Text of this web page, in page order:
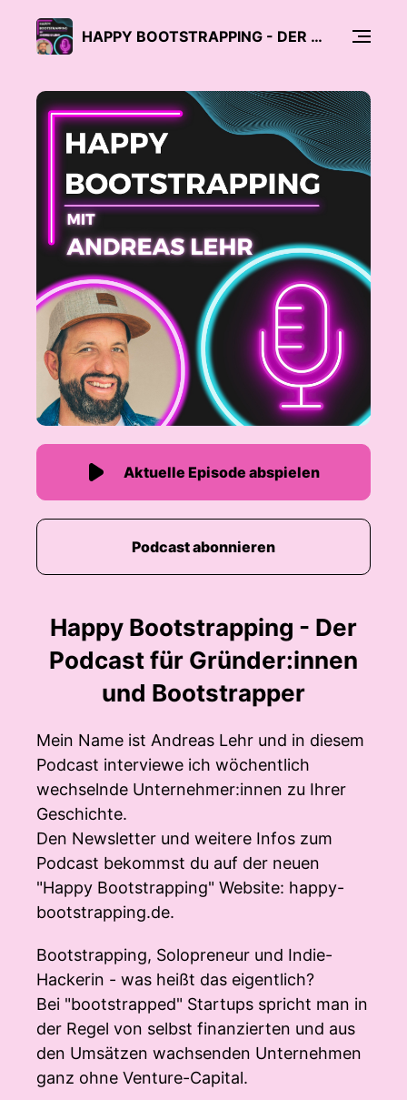
HAPPY BOOTSTRAPPING - DER PODCAST FÜR GRÜNDER:INNEN UND BOOTSTRAPPER
Happy Bootstrapping - Der
Podcast für Gründer:innen
und Bootstrapper
Mein Name ist Andreas Lehr und in diesem
Podcast interviewe ich wöchentlich
wechselnde Unternehmer:innen zu Ihrer
Geschichte.
Den Newsletter und weitere Infos zum
Podcast bekommst du auf der neuen
"Happy Bootstrapping" Website: happy-
bootstrapping.de.
Bootstrapping, Solopreneur und Indie-
Hackerin - was heißt das eigentlich?
Bei "bootstrapped" Startups spricht man in
der Regel von selbst finanzierten und aus
den Umsätzen wachsenden Unternehmen
ganz ohne Venture-Capital.
Aktuelle Episode abspielen
Podcast abonnieren